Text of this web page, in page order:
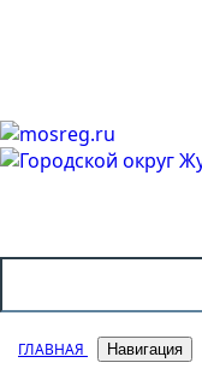
ГЛАВНАЯ Навигация